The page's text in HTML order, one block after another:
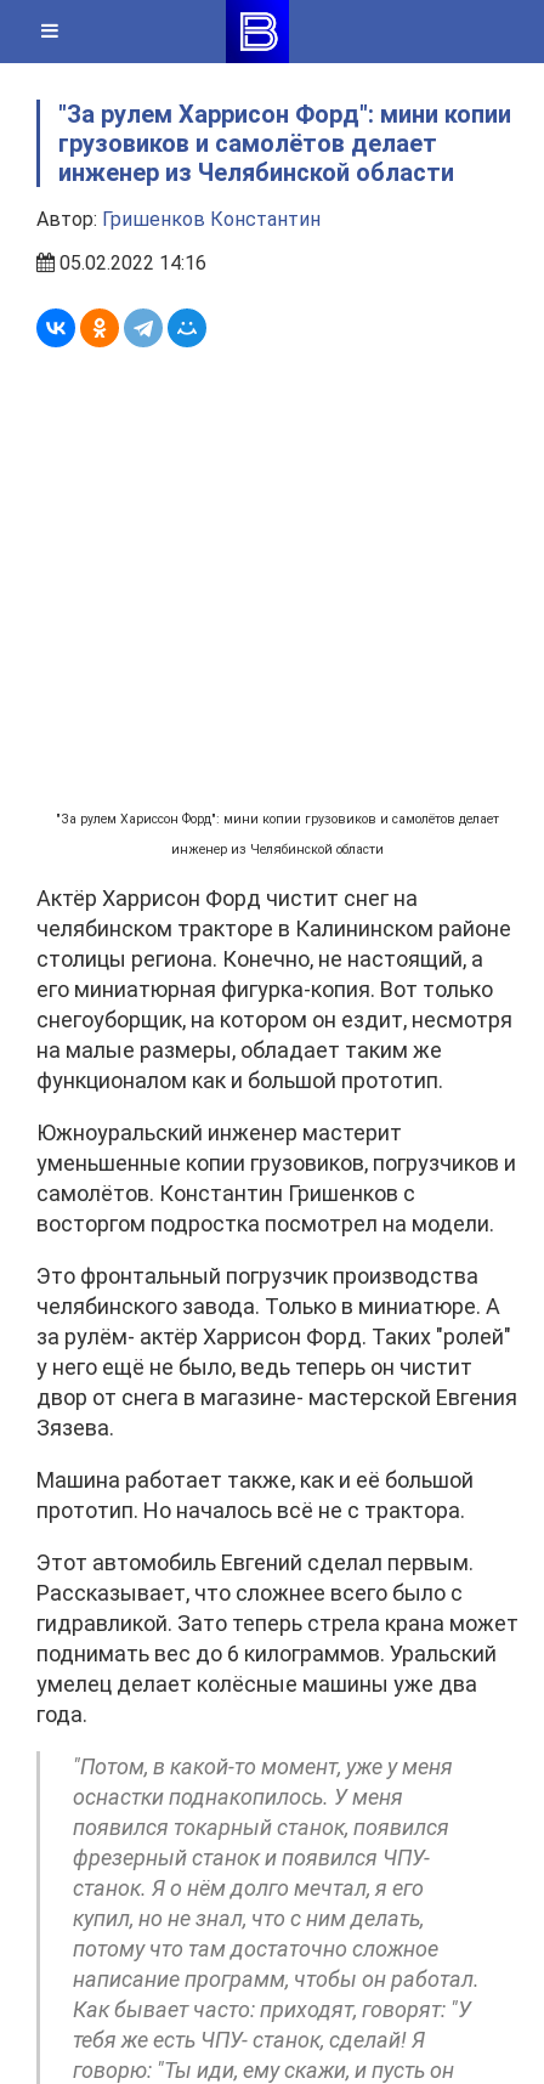
content
"За рулем Харрисон Форд": мини копии
грузовиков и самолётов делает
инженер из Челябинской области
Автор: Гришенков Константин
05.02.2022 14:16
"За рулем Хариссон Форд": мини копии грузовиков и самолётов делает
инженер из Челябинской области
Актёр Харрисон Форд чистит снег на
челябинском тракторе в Калининском районе
столицы региона. Конечно, не настоящий, а
его миниатюрная фигурка-копия. Вот только
снегоуборщик, на котором он ездит, несмотря
на малые размеры, обладает таким же
функционалом как и большой прототип.
Южноуральский инженер мастерит
уменьшенные копии грузовиков, погрузчиков и
самолётов. Константин Гришенков с
восторгом подростка посмотрел на модели.
Это фронтальный погрузчик производства
челябинского завода. Только в миниатюре. А
за рулём- актёр Харрисон Форд. Таких "ролей"
у него ещё не было, ведь теперь он чистит
двор от снега в магазине- мастерской Евгения
Зязева.
Машина работает также, как и её большой
прототип. Но началось всё не с трактора.
Этот автомобиль Евгений сделал первым.
Рассказывает, что сложнее всего было с
гидравликой. Зато теперь стрела крана может
поднимать вес до 6 килограммов. Уральский
умелец делает колёсные машины уже два
года.
"Потом, в какой-то момент, уже у меня
оснастки поднакопилось. У меня
появился токарный станок, появился
фрезерный станок и появился ЧПУ-
станок. Я о нём долго мечтал, я его
купил, но не знал, что с ним делать,
потому что там достаточно сложное
написание программ, чтобы он работал.
Как бывает часто: приходят, говорят: "У
тебя же есть ЧПУ- станок, сделай! Я
говорю: "Ты иди, ему скажи, и пусть он